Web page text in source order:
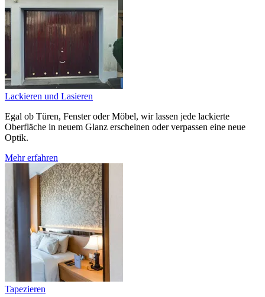
Lackieren und Lasieren
Egal ob Türen, Fenster oder Möbel, wir lassen jede lackierte
Oberfläche in neuem Glanz erscheinen oder verpassen eine neue
Optik.
Mehr erfahren
Tapezieren